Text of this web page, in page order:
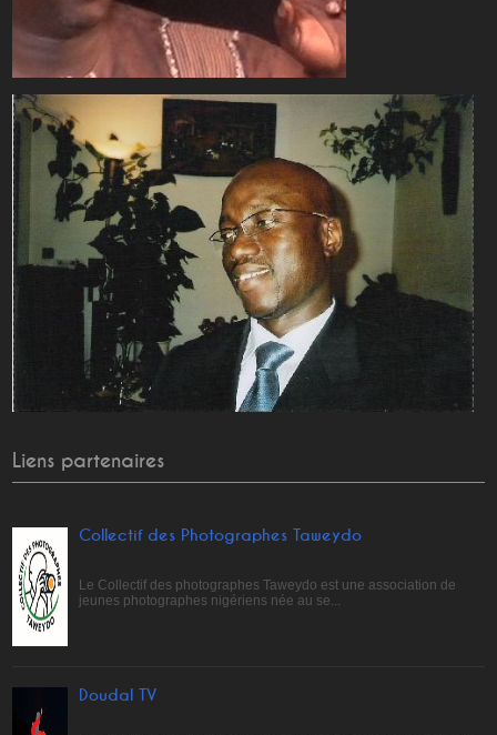
Liens partenaires
Collectif des Photographes Taweydo
Le Collectif des photographes Taweydo est une association de
jeunes photographes nigériens née au se...
Doudal TV